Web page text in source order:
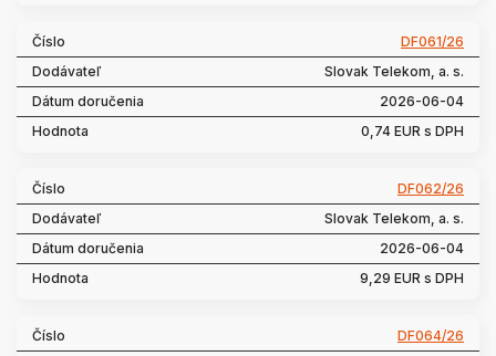
DF061/26
Slovak Telekom, a. s.
2026-06-04
0,74 EUR s DPH
DF062/26
Slovak Telekom, a. s.
2026-06-04
9,29 EUR s DPH
DF064/26